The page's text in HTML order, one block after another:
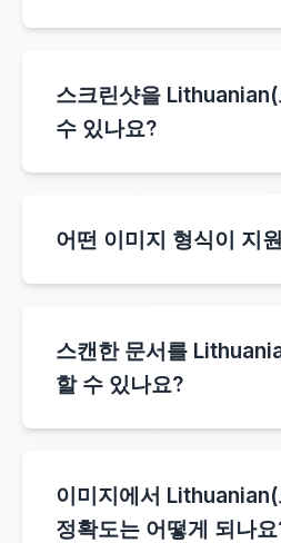
합니다. 감지 후 도구는 텍
로 번역하고 번역된 결과를
스크린샷을
수 있나요?
터에서 스크린샷을 업로드
어떤 이미지 형식이 지
니다. 이러한 형식은 이미지
로 OCR 번역기와 잘 작동합
스캔한 문서를
할 수 있나요?
번역합니다.
이미지에서
정확도는 어떻게 되나